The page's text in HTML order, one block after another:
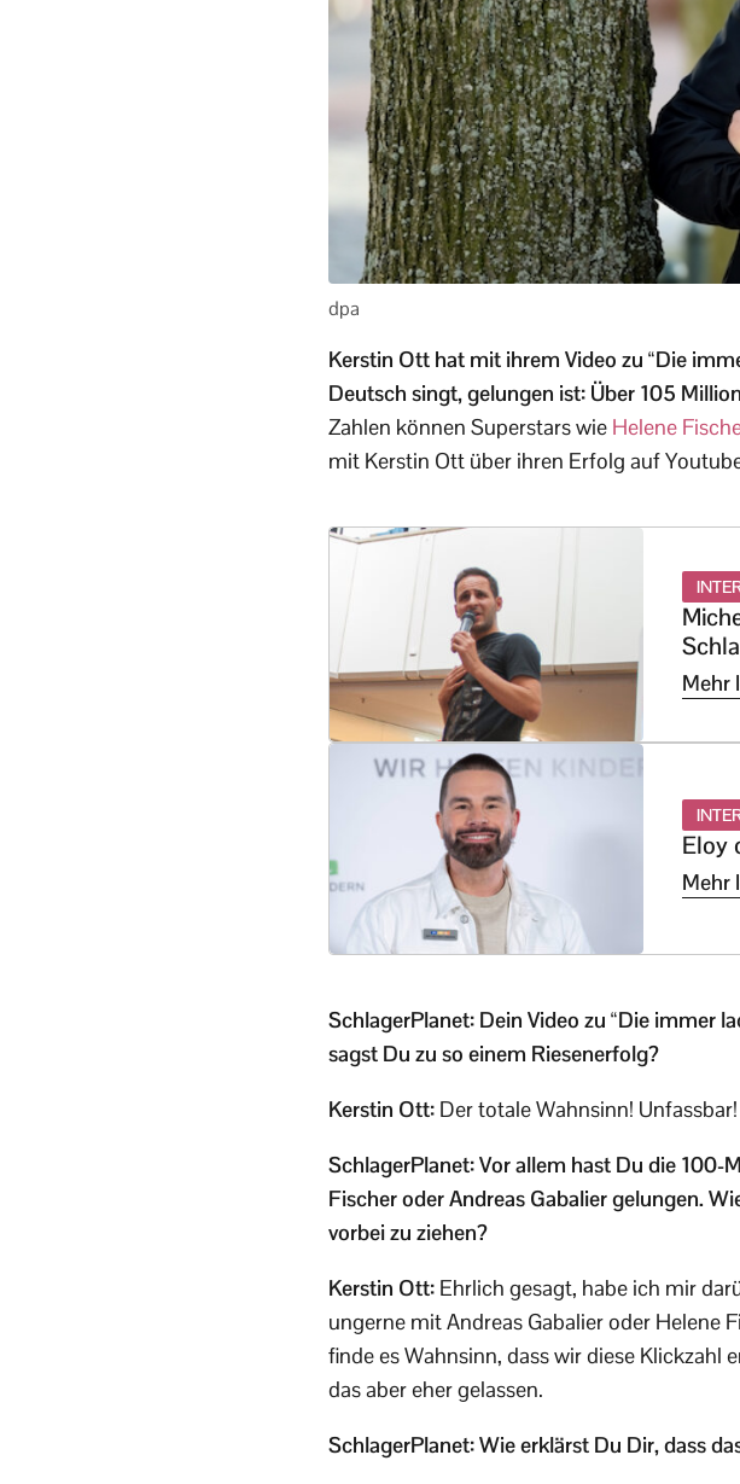
dpa
Kerstin Ott hat mit ihrem Video zu “Die
Deutsch singt, gelungen ist: Über 105
Zahlen können Superstars wie Helene
mit Kerstin Ott über ihren Erfolg auf
Mehr
Eloy
Mehr
SchlagerPlanet: Dein Video zu “Die immer
sagst Du zu so einem Riesenerfolg?
Kerstin Ott: Der totale Wahnsinn!
SchlagerPlanet: Vor allem hast Du die
Fischer oder Andreas Gabalier gelungen.
vorbei zu ziehen?
Kerstin Ott: Ehrlich gesagt, habe ich mir
ungerne mit Andreas Gabalier oder Helene
finde es Wahnsinn, dass wir diese
das aber eher gelassen.
SchlagerPlanet: Wie erklärst Du Dir, dass